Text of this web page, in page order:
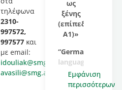
τηλέφωνα
2310-
997572,
997577 και
με email:
idouliak@smg.auth.gr,
avasili@smg.auth.gr
.
ως
ξένης
(επίπεδο
Α1)»
“German
language
courses
in A1
Εμφάνιση
περισσότερων